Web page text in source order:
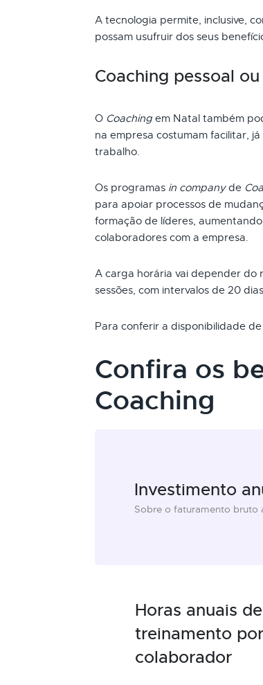
A tecnologia permite, inclusive,
possam usufruir dos seus
Coaching pessoal ou
O Coaching em Natal também
na empresa costumam facilitar,
trabalho.
Os programas in companyde
para apoiar processos de
formação de líderes,
colaboradores com a empresa.
A carga horária vai depender do
sessões, com intervalos de 20
Para conferir a disponibilidade de
Confira os
Coaching
Investimento
Sobre o faturamento bruto
Horas anuais de
treinamento por
colaborador